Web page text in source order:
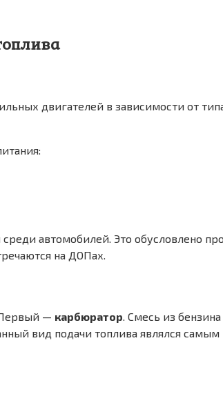
двигателей в зависимости от
автомобилей. Это обусловлено
на ДОПах.
Первый — карбюратор. Смесь из
вид подачи топлива являлся